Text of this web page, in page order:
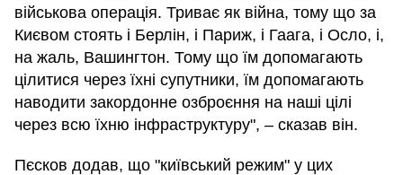
військова операція. Триває як війна, тому що за
Києвом стоять і Берлін, і Париж, і Гаага, і Осло, і,
на жаль, Вашингтон. Тому що їм допомагають
цілитися через їхні супутники, їм допомагають
наводити закордонне озброєння на наші цілі
через всю їхню інфраструктуру", – сказав він.
Пєсков додав, що "київський режим" у цих